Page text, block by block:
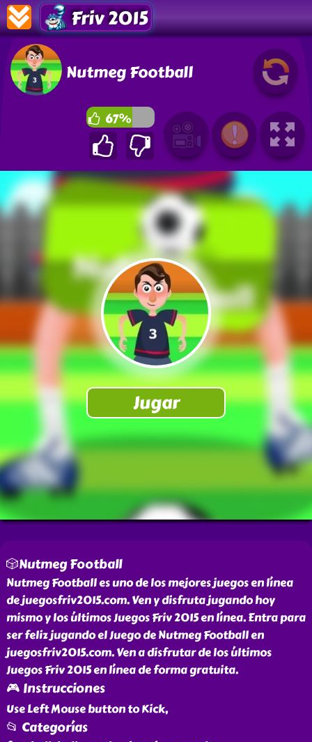
Friv 2015
Nutmeg Football
67%
🎲Nutmeg Football
Nutmeg Football es uno de los mejores juegos en línea
de juegosfriv2015.com. Ven y disfruta jugando hoy
mismo y los últimos Juegos Friv 2015 en línea. Entra para
ser feliz jugando el Juego de Nutmeg Football en
juegosfriv2015.com. Ven a disfrutar de los últimos
Juegos Friv 2015 en línea de forma gratuita.
🎮 Instrucciones
Use Left Mouse button to Kick,
📂 Categorías